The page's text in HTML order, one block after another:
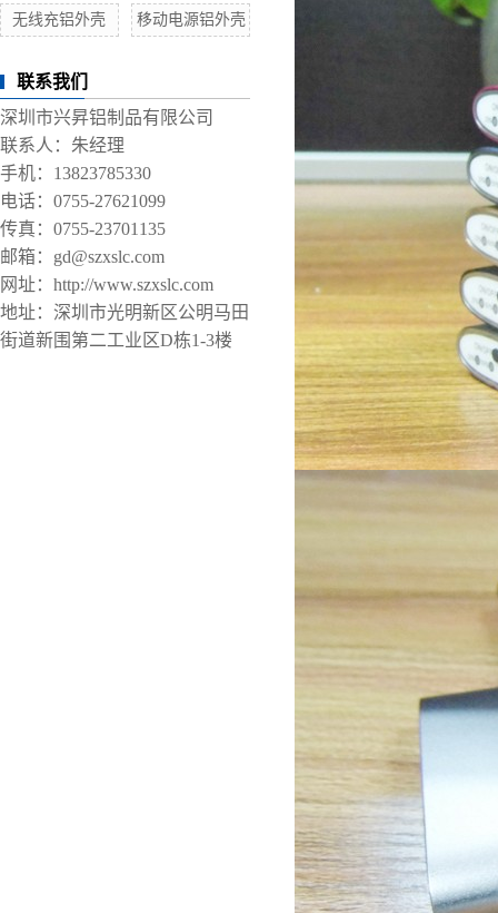
无线充铝外壳 移动电源铝外壳
联系我们
深圳市兴昇铝制品有限公司
联系人：朱经理
手机：13823785330
电话：0755-27621099
传真：0755-23701135
邮箱：gd@szxslc.com
网址：http://www.szxslc.com
地址：深圳市光明新区公明马田
街道新围第二工业区D栋1-3楼